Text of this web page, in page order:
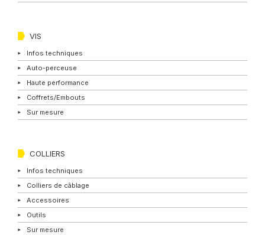
VIS
Infos techniques
Auto-perceuse
Haute performance
Coffrets/Embouts
Sur mesure
COLLIERS
Infos techniques
Colliers de câblage
Accessoires
Outils
Sur mesure